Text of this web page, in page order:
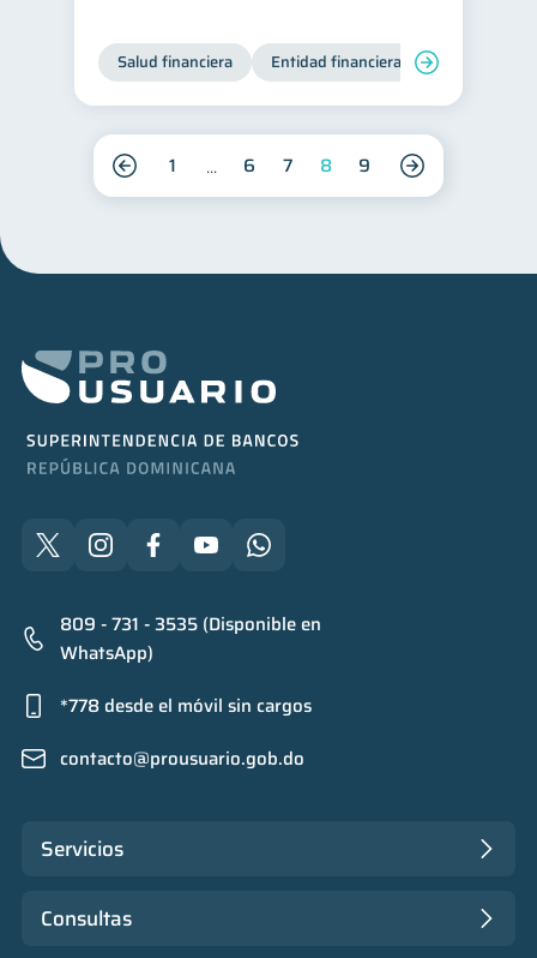
Salud financiera Entidad financiera
1 6 7 8 9
809 - 731 - 3535 (Disponible en
WhatsApp)
*778 desde el móvil sin cargos
contacto@prousuario.gob.do
Servicios
Consultas